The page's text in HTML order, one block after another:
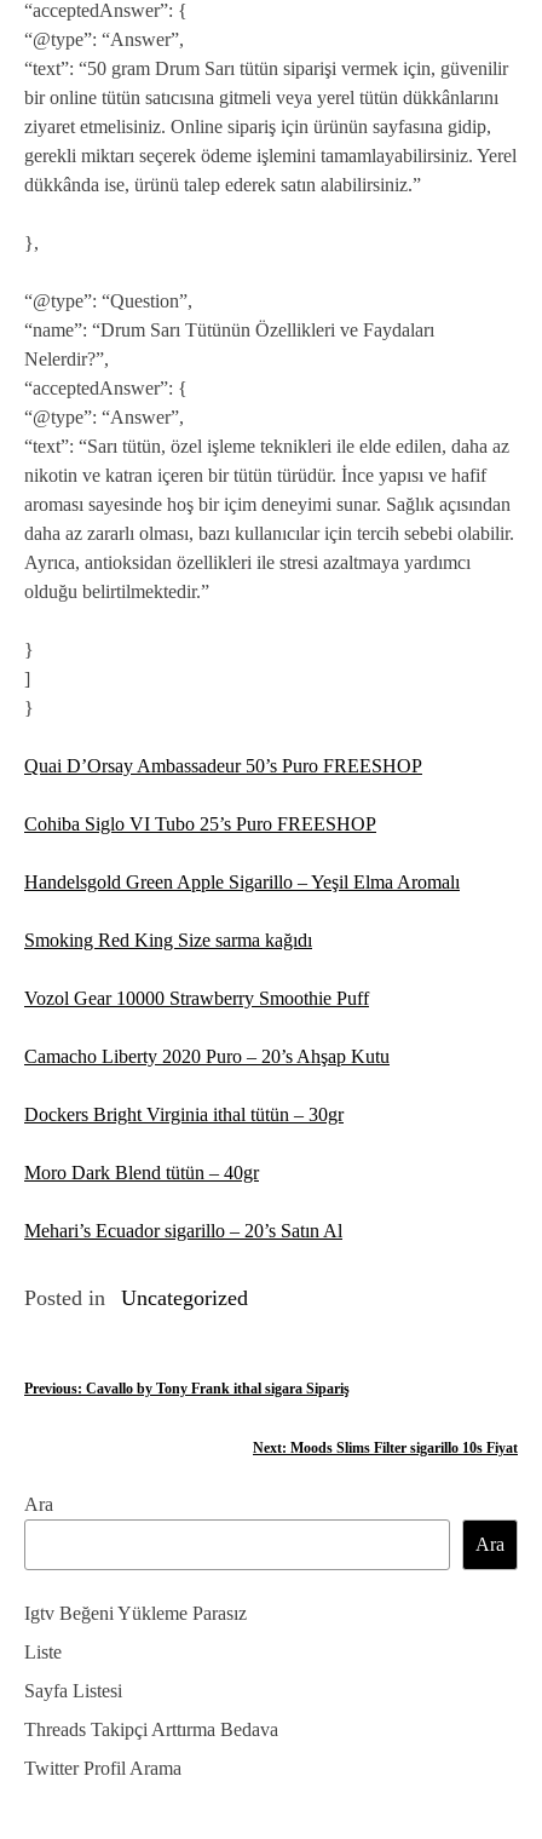
“acceptedAnswer”: {
“@type”: “Answer”,
“text”: “50 gram Drum Sarı tütün siparişi vermek için, güvenilir
bir online tütün satıcısına gitmeli veya yerel tütün dükkânlarını
ziyaret etmelisiniz. Online sipariş için ürünün sayfasına gidip,
gerekli miktarı seçerek ödeme işlemini tamamlayabilirsiniz. Yerel
dükkânda ise, ürünü talep ederek satın alabilirsiniz.”
},
“@type”: “Question”,
“name”: “Drum Sarı Tütünün Özellikleri ve Faydaları
Nelerdir?”,
“acceptedAnswer”: {
“@type”: “Answer”,
“text”: “Sarı tütün, özel işleme teknikleri ile elde edilen, daha az
nikotin ve katran içeren bir tütün türüdür. İnce yapısı ve hafif
aroması sayesinde hoş bir içim deneyimi sunar. Sağlık açısından
daha az zararlı olması, bazı kullanıcılar için tercih sebebi olabilir.
Ayrıca, antioksidan özellikleri ile stresi azaltmaya yardımcı
olduğu belirtilmektedir.”
}
]
}
Quai D’Orsay Ambassadeur 50’s Puro FREESHOP
Cohiba Siglo VI Tubo 25’s Puro FREESHOP
Handelsgold Green Apple Sigarillo – Yeşil Elma Aromalı
Smoking Red King Size sarma kağıdı
Vozol Gear 10000 Strawberry Smoothie Puff
Camacho Liberty 2020 Puro – 20’s Ahşap Kutu
Dockers Bright Virginia ithal tütün – 30gr
Moro Dark Blend tütün – 40gr
Mehari’s Ecuador sigarillo – 20’s Satın Al
Posted in Uncategorized
Y
ı
g
e
z
i
n
Previous: Cavallo by Tony Frank ithal sigara Sipariş
Next: Moods Slims Filter sigarillo 10s Fiyat
Ara
Ara
Igtv Beğeni Yükleme Parasız
Liste
Sayfa Listesi
Threads Takipçi Arttırma Bedava
Twitter Profil Arama